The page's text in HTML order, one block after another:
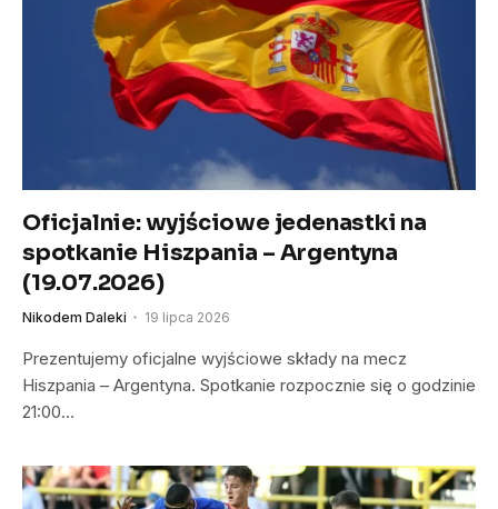
Oficjalnie: wyjściowe jedenastki na
spotkanie Hiszpania – Argentyna
(19.07.2026)
Nikodem Daleki 19 lipca 2026
Prezentujemy oficjalne wyjściowe składy na mecz
Hiszpania – Argentyna. Spotkanie rozpocznie się o godzinie
21:00…